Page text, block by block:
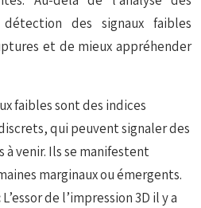
des signaux faibles
et de mieux appréhender
faibles sont des indices
qui peuvent signaler des
à venir. Ils se manifestent
marginaux ou émergents.
L’essor de l’impression 3D il y a